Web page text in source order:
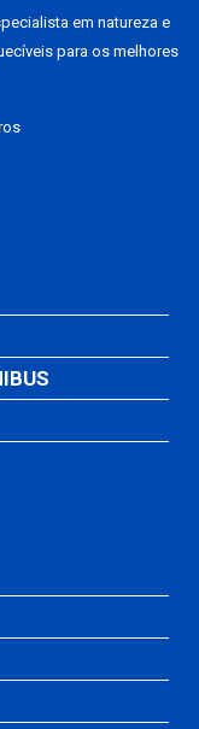
em natureza e
para os melhores